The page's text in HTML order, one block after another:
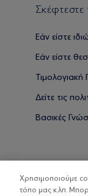
Σκέφτεστε
Εάν είστε
Εάν είστε
Τιμολογιακή
Δείτε τις
Βασικές
Χρησιμοποιούμε
τόπο μας κ.λπ.